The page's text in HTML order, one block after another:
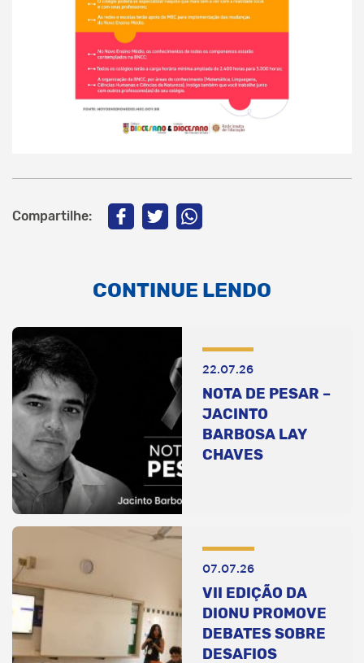
Compartilhe:
CONTINUE LENDO
22.07.26
NOTA DE PESAR –
JACINTO
BARBOSA LAY
CHAVES
07.07.26
VII EDIÇÃO DA
DIONU PROMOVE
DEBATES SOBRE
DESAFIOS